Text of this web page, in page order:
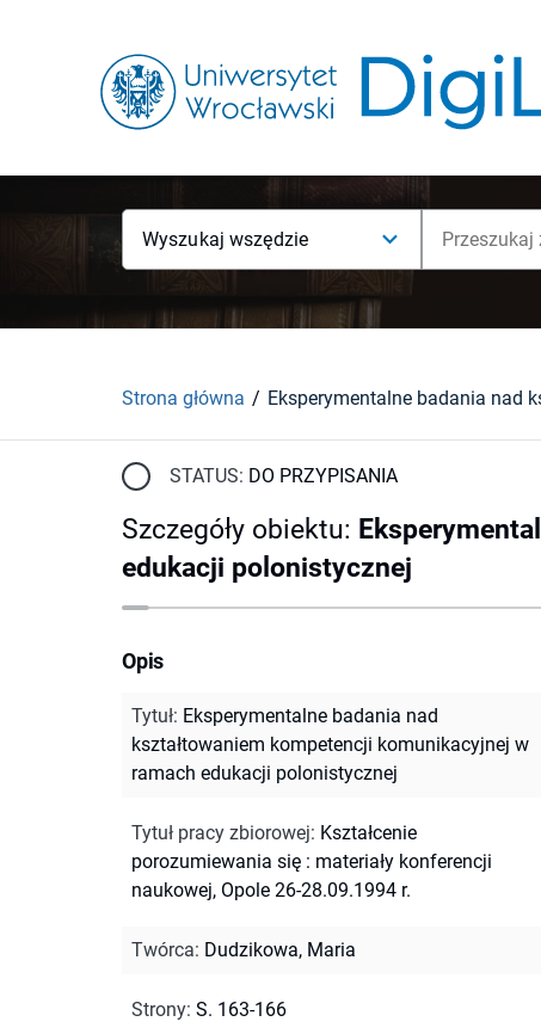
Wyszukaj wszędzie
Strona główna
STATUS: DO PRZYPISANIA
Szczegóły obiektu:
edukacji polonistycznej
Opis
Tytuł: Eksperymentalne badania nad
kształtowaniem kompetencji komunikacyjnej w
ramach edukacji polonistycznej
Tytuł pracy zbiorowej: Kształcenie
porozumiewania się : materiały konferencji
naukowej, Opole 26-28.09.1994 r.
Twórca: Dudzikowa, Maria
Strony: S. 163-166